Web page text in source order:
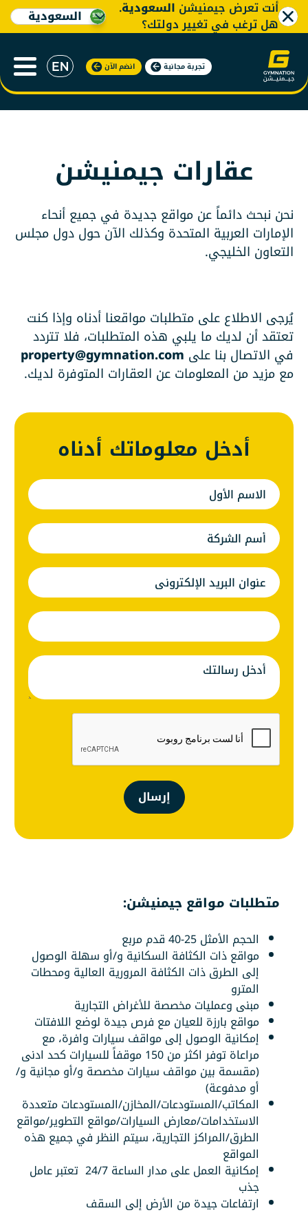
تجربة مجانية انضم الآن
أنت تعرض جيمنيشن السعودية.
هل ترغب في تغيير دولتك؟ السعودية
عقاراتنا
عقارات جيمنيشن
نحن نبحث دائماً عن مواقع جديدة في جميع أنحاء
الإمارات العربية المتحدة وكذلك الآن حول دول مجلس
التعاون الخليجي.
يُرجى الاطلاع على متطلبات مواقعنا أدناه وإذا كنت
تعتقد أن لديك ما يلبي هذه المتطلبات، فلا تتردد
في الاتصال بنا على property@gymnation.com
مع مزيد من المعلومات عن العقارات المتوفرة لديك.
أدخل معلوماتك أدناه
إرسال
متطلبات مواقع جيمنيشن:
الحجم الأمثل 25-40 قدم مربع
مواقع ذات الكثافة السكانية و/أو سهلة الوصول
إلى الطرق ذات الكثافة المرورية العالية ومحطات
المترو
مبنى وعمليات مخصصة للأغراض التجارية
مواقع بارزة للعيان مع فرص جيدة لوضع اللافتات
إمكانية الوصول إلى مواقف سيارات وافرة، مع
مراعاة توفر اكثر من 150 موقفاً للسيارات كحد ادنى
(مقسمة بين مواقف سيارات مخصصة و/أو مجانية و/
أو مدفوعة)
المكاتب/المستودعات/المخازن/المستودعات متعددة
الاستخدامات/معارض السيارات/مواقع التطوير/مواقع
الطرق/المراكز التجارية، سيتم النظر في جميع هذه
المواقع
إمكانية العمل على مدار الساعة 24/7 تعتبر عامل
جذب
ارتفاعات جيدة من الأرض إلى السقف